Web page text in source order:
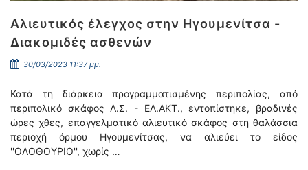
Αλιευτικός έλεγχος στην Ηγουμενίτσα -
Διακομιδές ασθενών
30/03/2023 11:37 μμ.
Κατά τη διάρκεια προγραμματισμένης περιπολίας, από
περιπολικό σκάφος Λ.Σ. - ΕΛ.ΑΚΤ., εντοπίστηκε, βραδινές
ώρες χθες, επαγγελματικό αλιευτικό σκάφος στη θαλάσσια
περιοχή όρμου Ηγουμενίτσας, να αλιεύει το είδος
''ΟΛΟΘΟΥΡΙΟ'', χωρίς …